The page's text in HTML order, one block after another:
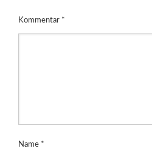
Kommentar *
Name *